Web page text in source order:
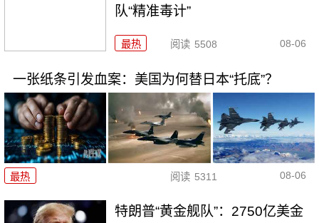
队“精准毒计”
最热 阅读 5508 08-06
一张纸条引发血案：美国为何替日本“托底”？
最热 阅读 5311 08-06
特朗普“黄金舰队”：2750亿美金